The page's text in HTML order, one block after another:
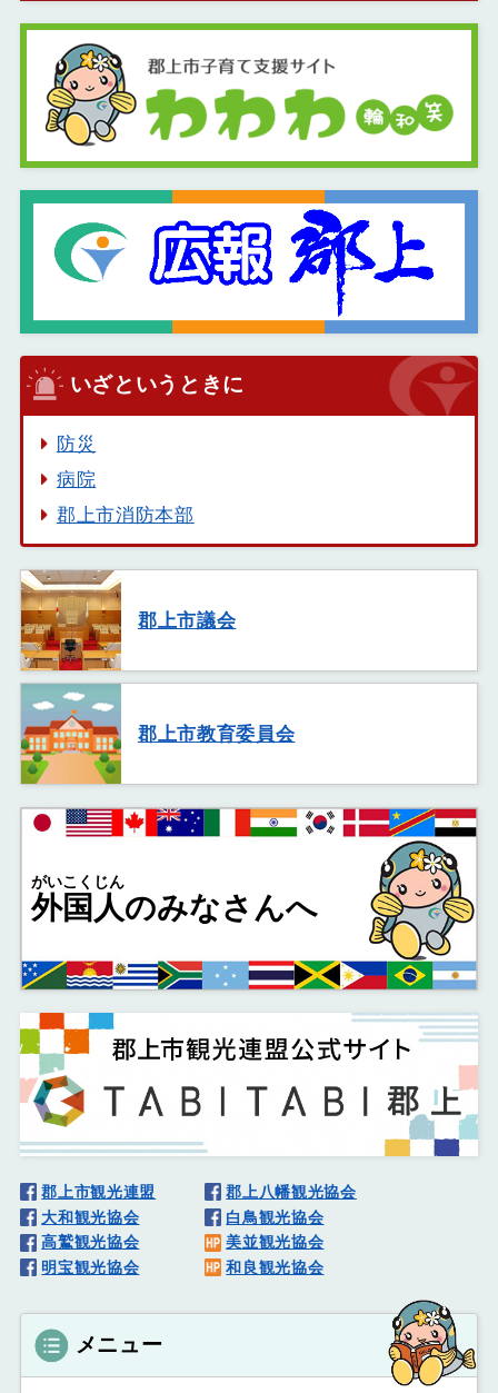
いざというときに
防災
病院
郡上市消防本部
郡上市議会
郡上市教育委員会
外国人
がいこくじん
のみなさんへ
郡上市観光連盟
郡上八幡観光協会
大和観光協会
白鳥観光協会
高鷲観光協会
美並観光協会
明宝観光協会
和良観光協会
メニュー